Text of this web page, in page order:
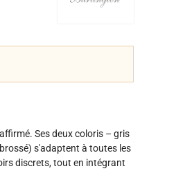
Ses deux coloris – gris
s'adaptent à toutes les
discrets, tout en intégrant